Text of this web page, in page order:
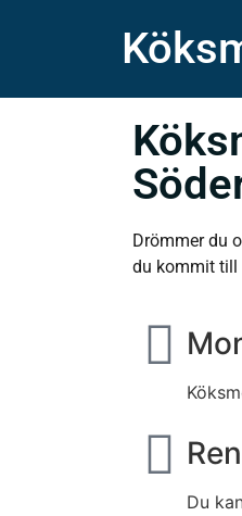
Drömmer du
du kommit till
Du